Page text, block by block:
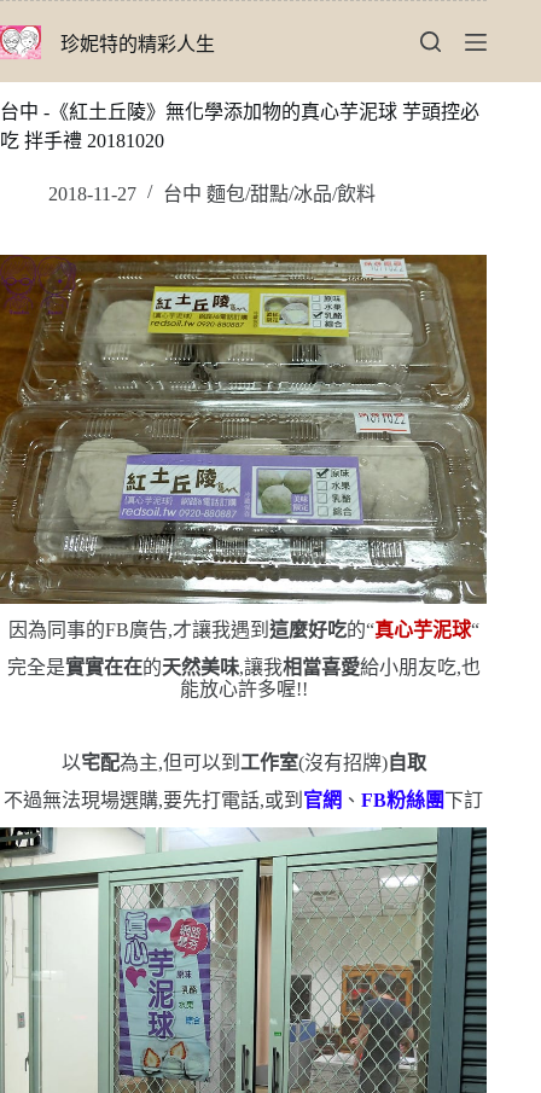
至
要
內
珍妮特的精彩人生
台中 -《紅土丘陵》無化學添加物的真心芋泥球 芋頭控必
吃 拌手禮 20181020
2018-11-27 台中 麵包/甜點/冰品/飲料
因為同事的FB廣告,才讓我遇到 這麼好吃的“真心芋泥球“
完全是實實在在的天然美味,讓我相當喜愛給小朋友吃,也
能放心許多喔!!
以宅配為主,但可以到 工作室(沒有招牌)自取
不過無法現場選購,要先打電話,或到 官網 、FB粉絲團下訂